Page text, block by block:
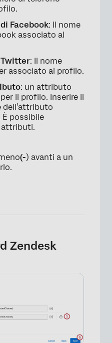
Facebook: Il nome
associato al
: Il nome
associato al profilo.
: un attributo
il profilo. Inserire il
dell’attributo
È possibile
attributi.
(-) avanti a un
Zendesk